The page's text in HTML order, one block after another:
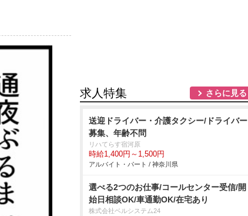
求人特集 さらに見る
送迎ドライバー・介護タクシー/ドライバー
募集、年齢不問
リハてらす宿河原
時給1,400円～1,500円
アルバイト・パート / 神奈川県
選べる2つのお仕事/コールセンター受信/開
始日相談OK/車通勤OK/在宅あり
株式会社ベルシステム24